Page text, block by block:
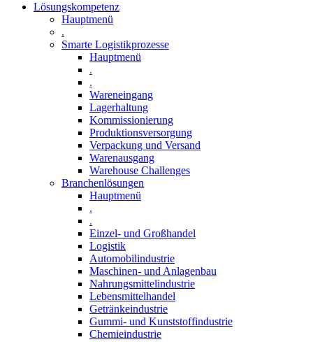
Lösungskompetenz
Hauptmenü
.
Smarte Logistikprozesse
Hauptmenü
.
.
Wareneingang
Lagerhaltung
Kommissionierung
Produktionsversorgung
Verpackung und Versand
Warenausgang
Warehouse Challenges
Branchenlösungen
Hauptmenü
.
.
Einzel- und Großhandel
Logistik
Automobilindustrie
Maschinen- und Anlagenbau
Nahrungsmittelindustrie
Lebensmittelhandel
Getränkeindustrie
Gummi­- und Kunststoffindustrie
Chemieindustrie